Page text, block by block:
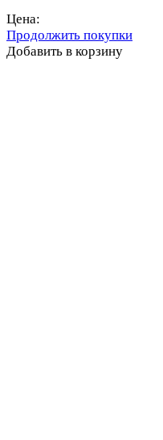
Цена:
Продолжить покупки
Добавить в корзину